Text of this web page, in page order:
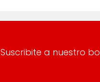
Suscribite a nuestro